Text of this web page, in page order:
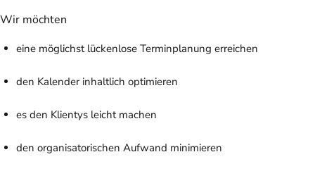
Wir möchten
eine möglichst lückenlose Terminplanung erreichen
den Kalender inhaltlich optimieren
es den Klientys leicht machen
den organisatorischen Aufwand minimieren